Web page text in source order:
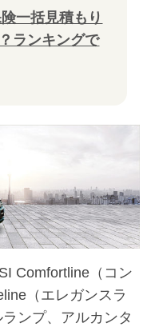
一括見積もり
ランキングで
Comfortline（コン
（エレガンスラ
ンプ、アルカンタ